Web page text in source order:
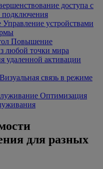
доступа с
Управление устройствами
Повышение
любой точки мира
удаленной активации
Визуальная связь в режиме
Оптимизация
для разных